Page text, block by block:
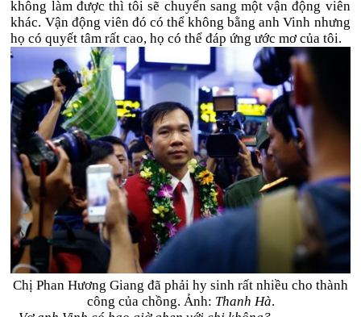
không làm được thì tôi sẽ chuyển sang một vận động viên
khác. Vận động viên đó có thể không bằng anh Vinh nhưng
họ có quyết tâm rất cao, họ có thể đáp ứng ước mơ của tôi.
Chị Phan Hương Giang đã phải hy sinh rất nhiều cho thành
công của chồng. Ảnh: Thanh Hà.